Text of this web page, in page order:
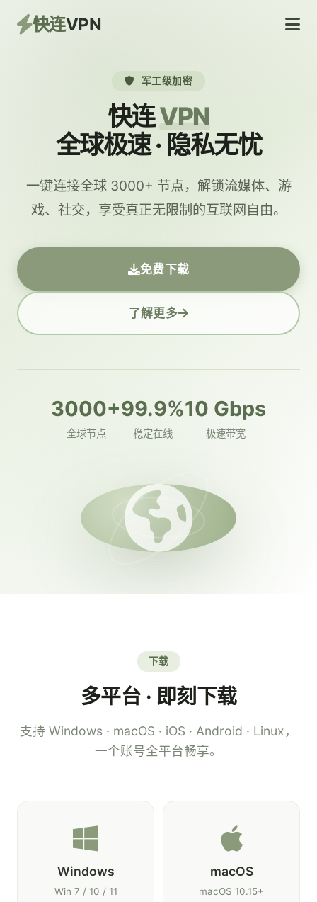
快连VPN
军工级加密
快连VPN
全球极速 · 隐私无忧
一键连接全球 3000+ 节点，解锁流媒体、游
戏、社交，享受真正无限制的互联网自由。
免费下载
了解更多
3000+
全球节点
99.9%
稳定在线
10 Gbps
极速带宽
下载
多平台 · 即刻下载
支持 Windows · macOS · iOS · Android · Linux，
一个账号全平台畅享。
Windows
Win 7 / 10 / 11
macOS
macOS 10.15+